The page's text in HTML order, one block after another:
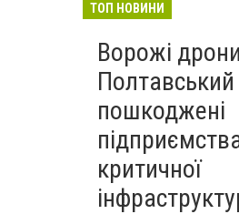
ТОП НОВИНИ
Ворожі
пошкоджені
критичної